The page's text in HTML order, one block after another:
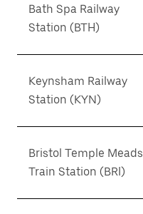
Bath Spa Railway
Station (BTH)
Keynsham Railway
Station (KYN)
Bristol Temple Meads
Train Station (BRI)